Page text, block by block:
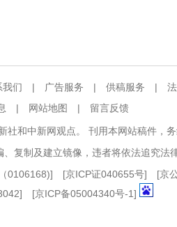
我们 | 广告服务 | 供稿服务 |
| 网站地图 | 留言反馈
社和中新网观点。 刊用本网站稿件，
复制及建立镜像，违者将依法追究法
0106168)] [京ICP证040655号] [京
[京ICP备05004340号-1]